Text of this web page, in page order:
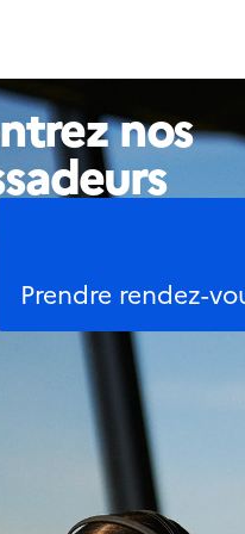
nos
Prendre rendez-
les